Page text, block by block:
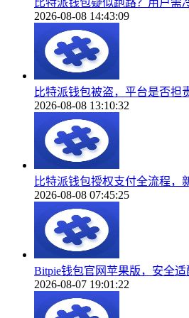
比特派钱包疑似跑路？用户需
2026-08-08 14:43:09
比特派钱包被盗，平台是否担
2026-08-08 13:10:32
比特派钱包授权支付全流程，
2026-08-08 07:45:25
Bitpie钱包官网苹果版，安全
2026-08-07 19:01:22